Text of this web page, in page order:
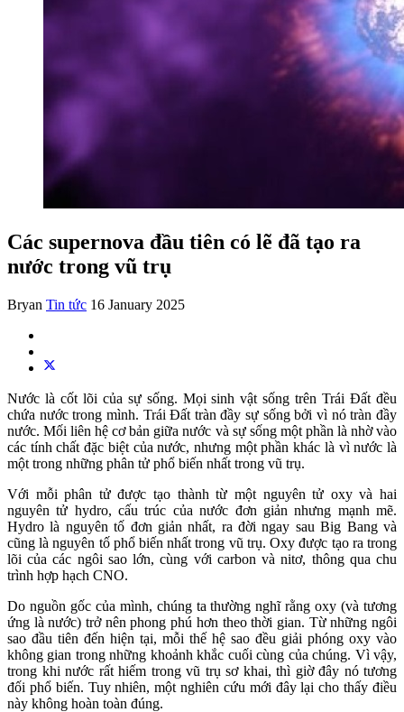
Các supernova đầu tiên có lẽ đã tạo ra
nước trong vũ trụ
Bryan Tin tức 16 January 2025
Nước là cốt lõi của sự sống. Mọi sinh vật sống trên Trái Đất đều
chứa nước trong mình. Trái Đất tràn đầy sự sống bởi vì nó tràn đầy
nước. Mối liên hệ cơ bản giữa nước và sự sống một phần là nhờ vào
các tính chất đặc biệt của nước, nhưng một phần khác là vì nước là
một trong những phân tử phổ biến nhất trong vũ trụ.
Với mỗi phân tử được tạo thành từ một nguyên tử oxy và hai
nguyên tử hydro, cấu trúc của nước đơn giản nhưng mạnh mẽ.
Hydro là nguyên tố đơn giản nhất, ra đời ngay sau Big Bang và
cũng là nguyên tố phổ biến nhất trong vũ trụ. Oxy được tạo ra trong
lõi của các ngôi sao lớn, cùng với carbon và nitơ, thông qua chu
trình hợp hạch CNO.
Do nguồn gốc của mình, chúng ta thường nghĩ rằng oxy (và tương
ứng là nước) trở nên phong phú hơn theo thời gian. Từ những ngôi
sao đầu tiên đến hiện tại, mỗi thế hệ sao đều giải phóng oxy vào
không gian trong những khoảnh khắc cuối cùng của chúng. Vì vậy,
trong khi nước rất hiếm trong vũ trụ sơ khai, thì giờ đây nó tương
đối phổ biến. Tuy nhiên, một nghiên cứu mới đây lại cho thấy điều
này không hoàn toàn đúng.